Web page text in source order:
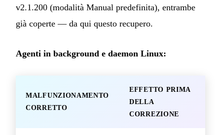
v2.1.200 (modalità Manual predefinita), entrambe
già coperte — da qui questo recupero.
Agenti in background e daemon Linux:
MALFUNZIONAMENTO
CORRETTO
EFFETTO PRIMA
DELLA
CORREZIONE